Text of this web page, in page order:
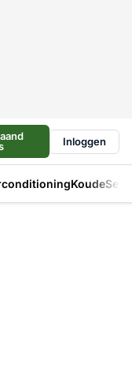
Inloggen
Koude